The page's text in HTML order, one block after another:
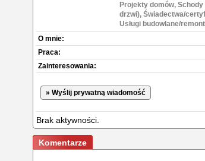
Projekty domów,
drzwi), Świadectwa/
Usługi budowlane/
O mnie:
Praca:
Zainteresowania:
» Wyślij prywatną wiadomość
Brak aktywności.
Komentarze